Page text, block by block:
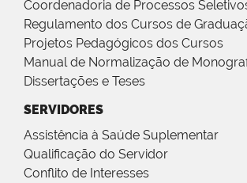
Coordenadoria de Processos
Regulamento dos Cursos de
Projetos Pedagógicos dos Cursos
Manual de Normalização de
Dissertações e Teses
SERVIDORES
Assistência à Saúde Suplementar
Qualificação do Servidor
Conflito de Interesses